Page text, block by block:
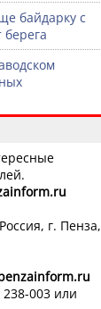
байдарку с
берега
г. Пенза,
003 или